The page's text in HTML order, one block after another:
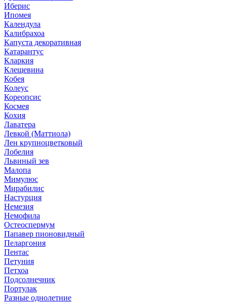
Иберис
Ипомея
Календула
Калибрахоа
Капуста декоративная
Катарантус
Кларкия
Клещевина
Кобея
Колеус
Кореопсис
Космея
Кохия
Лаватера
Левкой (Маттиола)
Лен крупноцветковый
Лобелия
Львиный зев
Малопа
Мимулюс
Мирабилис
Настурция
Немезия
Немофила
Остеоспермум
Папавер пионовидный
Пеларгония
Пентас
Петуния
Петхоа
Подсолнечник
Портулак
Разные однолетние